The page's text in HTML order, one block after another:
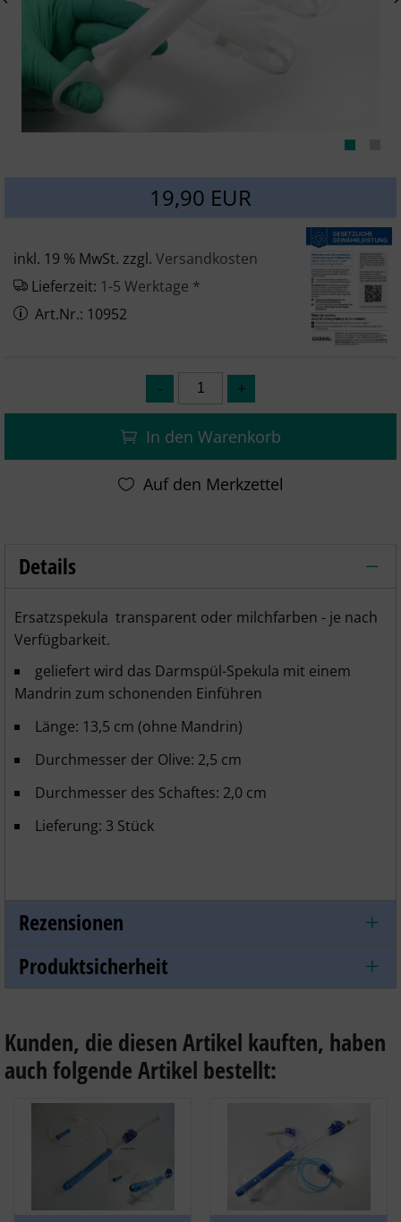
SONSTIGES
19,90 EUR
inkl. 19 % MwSt. zzgl. Versandkosten
Lieferzeit: 1-5 Werktage *
Art.Nr.: 10952
In den Warenkorb
Details
Darmspülspekula kurz (3er Set) –
Ersatzspekula transparent oder milchfarben - je nach
Verfügbarkeit.
geliefert wird das Darmspül-Spekula mit einem
Mandrin zum schonenden Einführen
Länge: 13,5 cm (ohne Mandrin)
Durchmesser der Olive: 2,5 cm
Durchmesser des Schaftes: 2,0 cm
Lieferung: 3 Stück
Rezensionen
Produktsicherheit
Kunden, die diesen Artikel kauften, haben
auch folgende Artikel bestellt: